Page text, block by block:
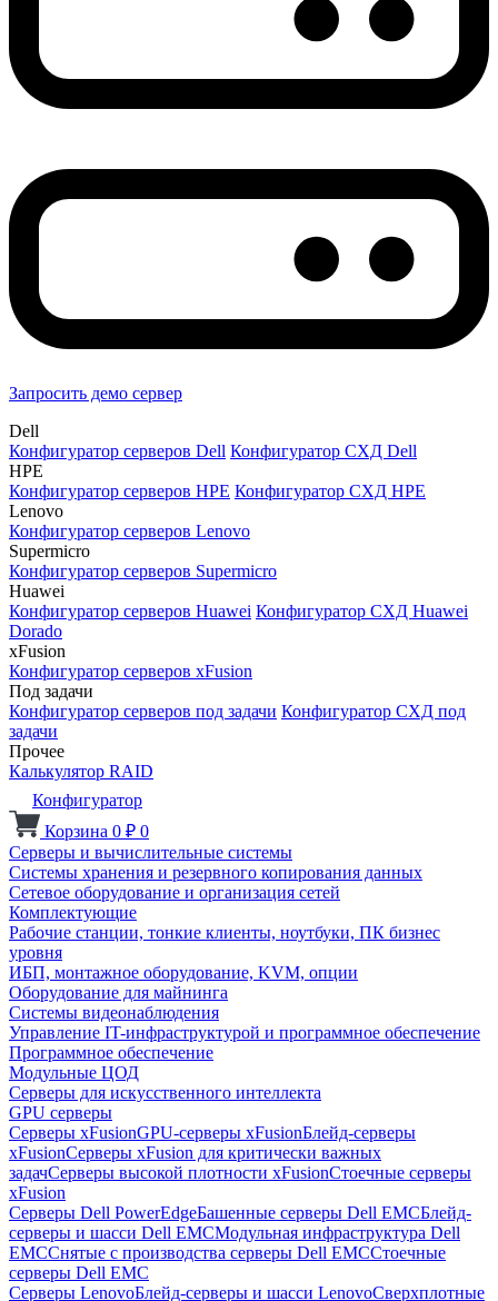
Запросить демо сервер
Dell
Конфигуратор серверов Dell Конфигуратор СХД Dell
HPE
Конфигуратор серверов HPE Конфигуратор СХД HPE
Lenovo
Конфигуратор серверов Lenovo
Supermicro
Конфигуратор серверов Supermicro
Huawei
Конфигуратор серверов Huawei Конфигуратор СХД Huawei
Dorado
xFusion
Конфигуратор серверов xFusion
Под задачи
Конфигуратор серверов под задачи Конфигуратор СХД под
задачи
Прочее
Калькулятор RAID
Конфигуратор
Корзина 0 ₽ 0
Серверы и вычислительные системы
Системы хранения и резервного копирования данных
Сетевое оборудование и организация сетей
Комплектующие
Рабочие станции, тонкие клиенты, ноутбуки, ПК бизнес
уровня
ИБП, монтажное оборудование, KVM, опции
Оборудование для майнинга
Системы видеонаблюдения
Управление IT-инфраструктурой и программное обеспечение
Программное обеспечение
Модульные ЦОД
Серверы для искусственного интеллекта
GPU серверы
Серверы xFusionGPU-серверы xFusionБлейд-серверы
xFusionСерверы xFusion для критически важных
задачСерверы высокой плотности xFusionСтоечные серверы
xFusion
Серверы Dell PowerEdgeБашенные серверы Dell EMCБлейд-
серверы и шасси Dell EMCМодульная инфраструктура Dell
EMCСнятые с производства серверы Dell EMCСтоечные
серверы Dell EMC
Серверы LenovoБлейд-серверы и шасси LenovoСверхплотные